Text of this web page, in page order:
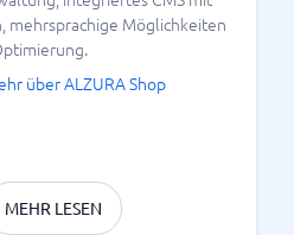
mehrsprachige Möglichkeiten
über ALZURA Shop
MEHR LESEN